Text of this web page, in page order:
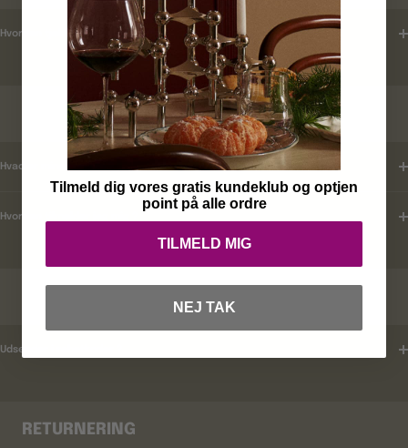
Hvordan tjekker jeg leveringstid ?
KUNDEKLUB
Hvad er mine fordele ?
Hvordan tilmelder jeg mig ?
Udsender i rabatkoder ?
RETURNERING
Tilmeld dig vores gratis kundeklub og optjen
point på alle ordre
TILMELD MIG
NEJ TAK